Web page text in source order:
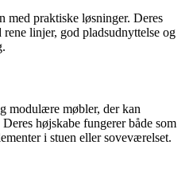
med praktiske løsninger. Deres
linjer, god pladsudnyttelse og
modulære møbler, der kan
højskabe fungerer både som
i stuen eller soveværelset.